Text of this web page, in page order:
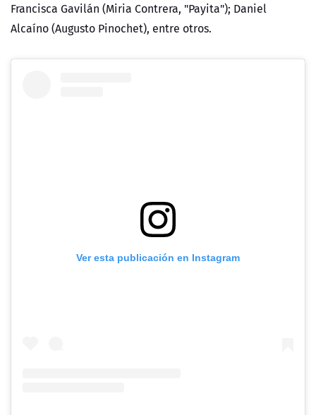
Francisca Gavilán (Miria Contrera, "Payita"); Daniel
Alcaíno (Augusto Pinochet), entre otros.
Ver esta publicación en Instagram